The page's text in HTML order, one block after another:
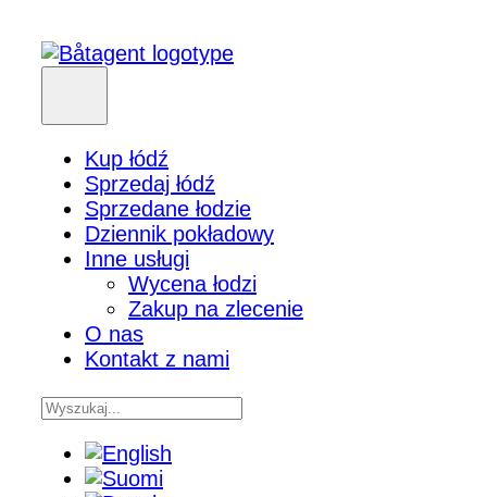
Kup łódź
Sprzedaj łódź
Sprzedane łodzie
Dziennik pokładowy
Inne usługi
Wycena łodzi
Zakup na zlecenie
O nas
Kontakt z nami